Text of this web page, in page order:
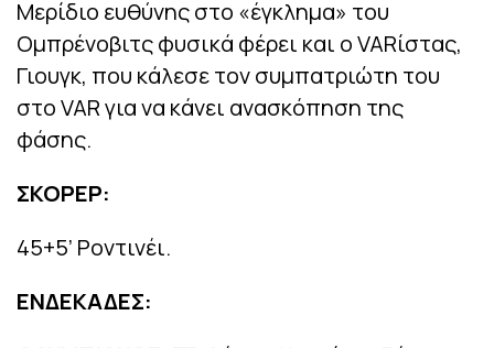
Μερίδιο ευθύνης στο «έγκλημα» του
Ομπρένοβιτς φυσικά φέρει και ο VARίστας,
Γιουγκ, που κάλεσε τον συμπατριώτη του
στο VAR για να κάνει ανασκόπηση της
φάσης.
ΣΚΟΡΕΡ:
45+5’ Ροντινέι.
ΕΝΔΕΚΑΔΕΣ: